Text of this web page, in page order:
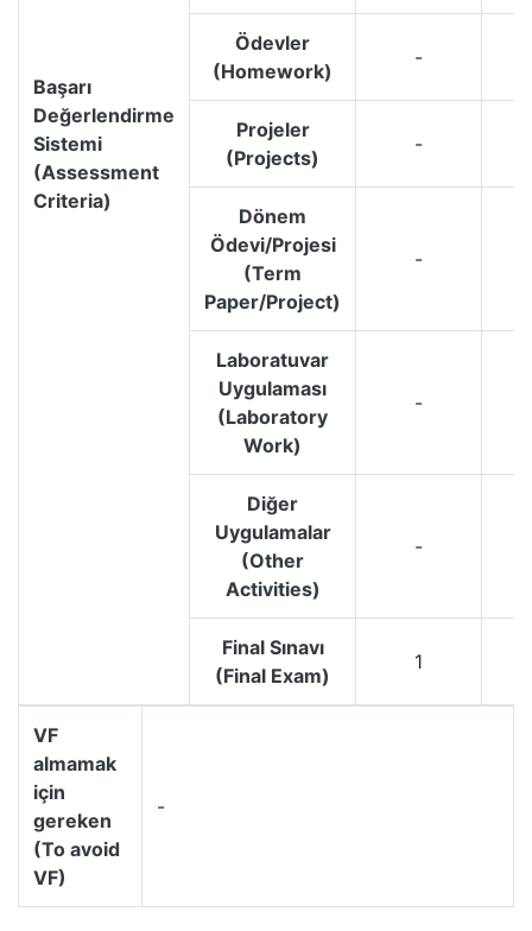
Başarı
Değerlendirme
Sistemi
(Assessment
Criteria)
Ödevler
(Homework)
-
Projeler
(Projects)
-
Dönem
Ödevi/Projesi
(Term
Paper/Project)
-
Laboratuvar
Uygulaması
(Laboratory
Work)
-
Diğer
Uygulamalar
(Other
Activities)
-
Final Sınavı
(Final Exam)
1
VF
almamak
için
gereken
(To avoid
VF)
-